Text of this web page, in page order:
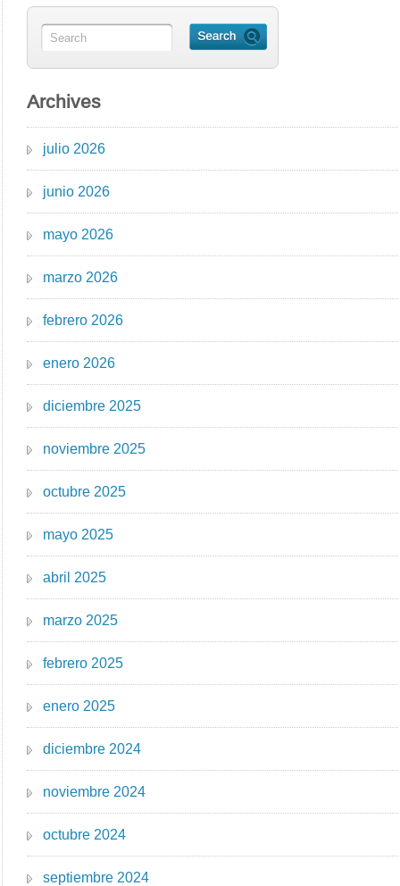
Archives
julio 2026
junio 2026
mayo 2026
marzo 2026
febrero 2026
enero 2026
diciembre 2025
noviembre 2025
octubre 2025
mayo 2025
abril 2025
marzo 2025
febrero 2025
enero 2025
diciembre 2024
noviembre 2024
octubre 2024
septiembre 2024